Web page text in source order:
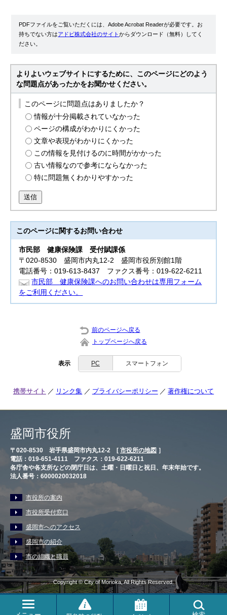
PDFファイルをご覧いただくには、Adobe Acrobat Readerが必要です。お
持ちでない方はアドビ株式会社のサイトからダウンロード（無料）してく
ださい。
よりよいウェブサイトにするために、このページにどのよう
な問題点があったかをお聞かせください。
このページに問題点はありましたか？
情報が十分掲載されていなかった
ページの構成がわかりにくかった
文章や表現がわかりにくかった
この情報を見付けるのに時間がかかった
古い情報なので参考にならなかった
特に問題無くわかりやすかった
送信
このページに関するお問い合わせ
市民部健康保険課 受付賦課係
〒020-8530 盛岡市内丸12-2 盛岡市役所別館1階
電話番号：019-613-8437 ファクス番号：019-622-6211
市民部 健康保険課へのお問い合わせは専用フォーム
をご利用ください。
前のページへ戻る
トップページへ戻る
表示 PC スマートフォン
携帯サイト リンク集 プライバシーポリシー 著作権について
盛岡市役所
〒020-8530 岩手県盛岡市内丸12-2 [ 市役所の地図 ］
電話：019-651-4111 ファクス：019-622-6211
各庁舎や各支所などの閉庁日は、土曜・日曜日と祝日、年末年始です。
法人番号：6000020032018
市役所の案内
市役所受付窓口
盛岡市へのアクセス
盛岡市の紹介
市の組織と職員
Copyright © City of Morioka, All Rights Reserved.